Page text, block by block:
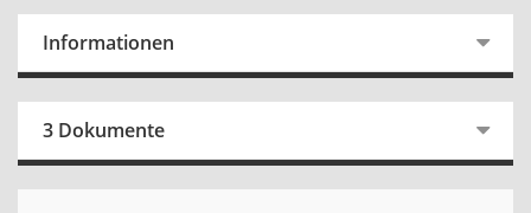
Informationen
3 Dokumente